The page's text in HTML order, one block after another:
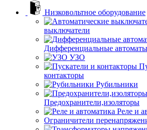
Низковольтное оборудование
выключатели
Дифференциальные автоматы
УЗО
контакторы
Рубильники
Предохранители,изоляторы
Реле и
Ограничители